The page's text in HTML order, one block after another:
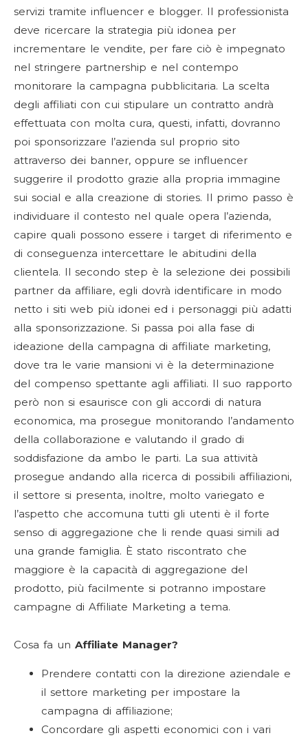
servizi tramite influencer e blogger. Il professionista
deve ricercare la strategia più idonea per
incrementare le vendite, per fare ciò è impegnato
nel stringere partnership e nel contempo
monitorare la campagna pubblicitaria. La scelta
degli affiliati con cui stipulare un contratto andrà
effettuata con molta cura, questi, infatti, dovranno
poi sponsorizzare l’azienda sul proprio sito
attraverso dei banner, oppure se influencer
suggerire il prodotto grazie alla propria immagine
sui social e alla creazione di stories. Il primo passo è
individuare il contesto nel quale opera l’azienda,
capire quali possono essere i target di riferimento e
di conseguenza intercettare le abitudini della
clientela. Il secondo step è la selezione dei possibili
partner da affiliare, egli dovrà identificare in modo
netto i siti web più idonei ed i personaggi più adatti
alla sponsorizzazione. Si passa poi alla fase di
ideazione della campagna di affiliate marketing,
dove tra le varie mansioni vi è la determinazione
del compenso spettante agli affiliati. Il suo rapporto
però non si esaurisce con gli accordi di natura
economica, ma prosegue monitorando l’andamento
della collaborazione e valutando il grado di
soddisfazione da ambo le parti. La sua attività
prosegue andando alla ricerca di possibili affiliazioni,
il settore si presenta, inoltre, molto variegato e
l’aspetto che accomuna tutti gli utenti è il forte
senso di aggregazione che li rende quasi simili ad
una grande famiglia. È stato riscontrato che
maggiore è la capacità di aggregazione del
prodotto, più facilmente si potranno impostare
campagne di Affiliate Marketing a tema.
Cosa fa un Affiliate Manager?
Prendere contatti con la direzione aziendale e
il settore marketing per impostare la
campagna di affiliazione;
Concordare gli aspetti economici con i vari